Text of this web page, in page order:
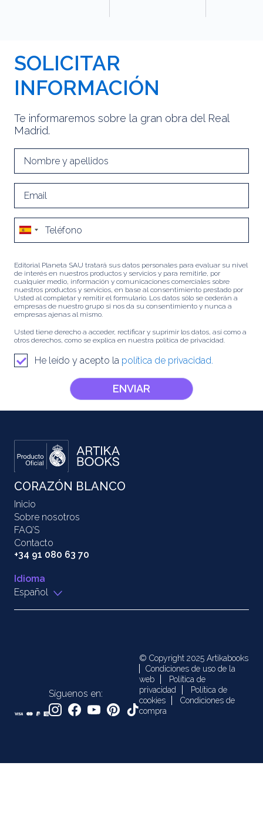
SOLICITAR
INFORMACIÓN
Te informaremos sobre la gran obra del Real
Madrid.
Editorial Planeta SAU tratará sus datos personales para evaluar su nivel
de interés en nuestros productos y servicios y para remitirle, por
cualquier medio, información y comunicaciones comerciales sobre
nuestros productos y servicios, en base al consentimiento prestado por
Usted al completar y remitir el formulario. Los datos sólo se cederán a
empresas de nuestro grupo si nos da su consentimiento y nunca a
empresas ajenas al mismo.
Usted tiene derecho a acceder, rectificar y suprimir los datos, así como a
otros derechos, como se explica en nuestra política de privacidad.
He leído y acepto la política de privacidad.
ENVIAR
CORAZÓN BLANCO
Inicio
Sobre nosotros
FAQ’S
Contacto
+34 91 080 63 70
Idioma
Español
Síguenos en:
© Copyright 2025 Artikabooks
Condiciones de uso de la
web
Política de
privacidad
Política de
cookies
Condiciones de
compra